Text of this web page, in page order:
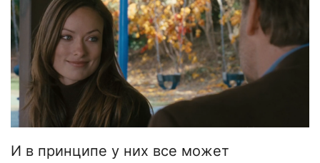
И в принципе у них все может